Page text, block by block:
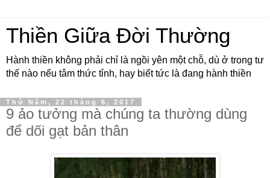
Thiền Giữa Đời Thường
Hành thiền không phải chỉ là ngồi yên một chỗ, dù ở trong tư
thế nào nếu tâm thức tỉnh, hay biết tức là đang hành thiền
Thứ Năm, 22 tháng 6, 2017
9 ảo tưởng mà chúng ta thường dùng
để dối gạt bản thân